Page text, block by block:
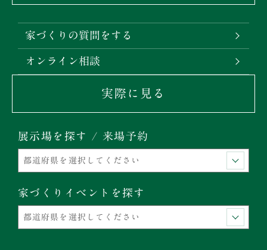
家づくりの質問をする
オンライン相談
実際に見る
展示場を探す / 来場予約
家づくりイベントを探す